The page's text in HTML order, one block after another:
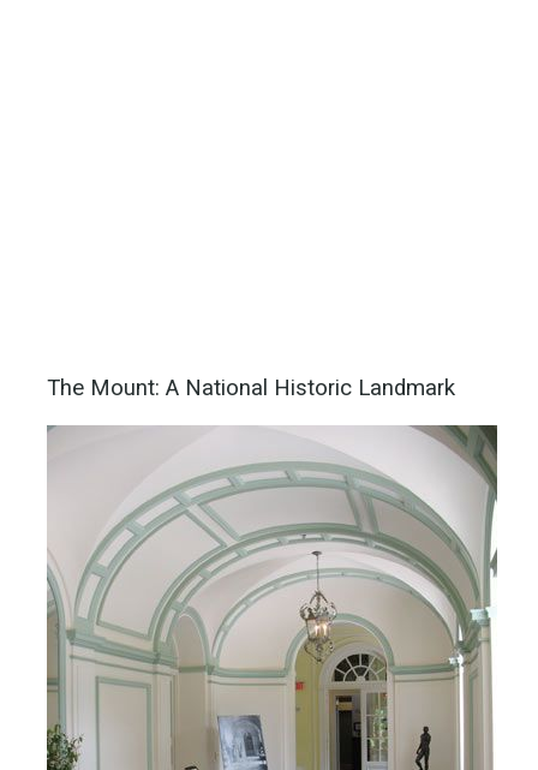
The Mount: A National Historic Landmark